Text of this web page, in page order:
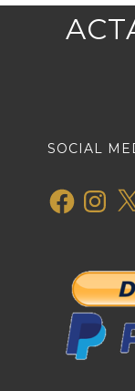
SOCIAL
Facebook X